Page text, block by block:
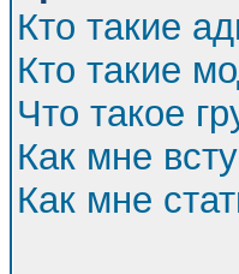
Кто такие
Кто такие
Что такое
Как мне
Как мне